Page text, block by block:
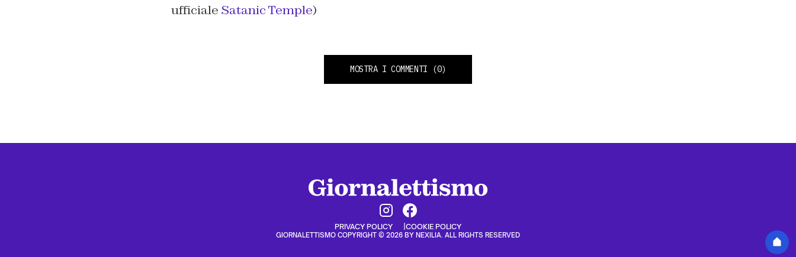
ufficiale Satanic Temple)
MOSTRA I COMMENTI (0)
PRIVACY POLICY COOKIE POLICY
GIORNALETTISMO COPYRIGHT © 2026 BY NEXILIA. ALL RIGHTS RESERVED